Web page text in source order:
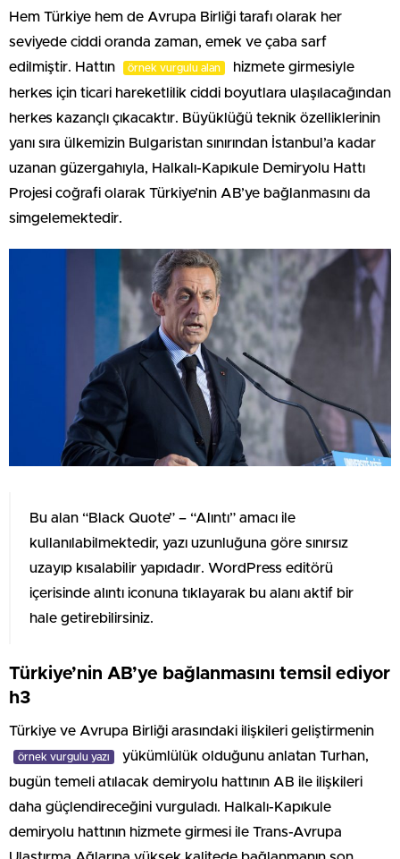
Hem Türkiye hem de Avrupa Birliği tarafı olarak her
seviyede ciddi oranda zaman, emek ve çaba sarf
edilmiştir. Hattın
örnek vurgulu alan
hizmete girmesiyle
herkes için ticari hareketlilik ciddi boyutlara ulaşılacağından
herkes kazançlı çıkacaktır. Büyüklüğü teknik özelliklerinin
yanı sıra ülkemizin Bulgaristan sınırından İstanbul’a kadar
uzanan güzergahıyla, Halkalı-Kapıkule Demiryolu Hattı
Projesi coğrafi olarak Türkiye’nin AB’ye bağlanmasını da
simgelemektedir.
Bu alan “Black Quote” – “Alıntı” amacı ile
kullanılabilmektedir, yazı uzunluğuna göre sınırsız
uzayıp kısalabilir yapıdadır. WordPress editörü
içerisinde alıntı iconuna tıklayarak bu alanı aktif bir
hale getirebilirsiniz.
Türkiye’nin AB’ye bağlanmasını temsil ediyor
h3
Türkiye ve Avrupa Birliği arasındaki ilişkileri geliştirmenin
örnek vurgulu yazı
yükümlülük olduğunu anlatan Turhan,
bugün temeli atılacak demiryolu hattının AB ile ilişkileri
daha güçlendireceğini vurguladı. Halkalı-Kapıkule
demiryolu hattının hizmete girmesi ile Trans-Avrupa